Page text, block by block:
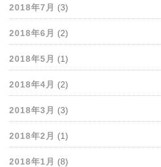
2018年7月 (3)
2018年6月 (2)
2018年5月 (1)
2018年4月 (2)
2018年3月 (3)
2018年2月 (1)
2018年1月 (8)